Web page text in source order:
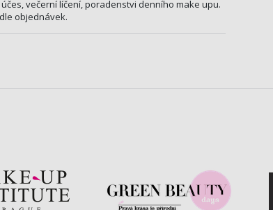
večerní líčení, poradenstvi denního make upu.
objednávek.